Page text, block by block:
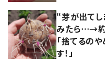
“芽が出てし
みたら…→約
「捨てるの
す！」